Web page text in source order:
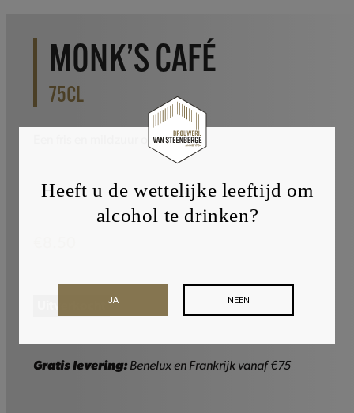
MONK’S CAFÉ
75CL
Een fris en mildzuur oud bruin
Gratis levering:Benelux en Frankrijk vanaf €75
Heeft u de wettelijke leeftijd om
alcohol te drinken?
NEEN
JA